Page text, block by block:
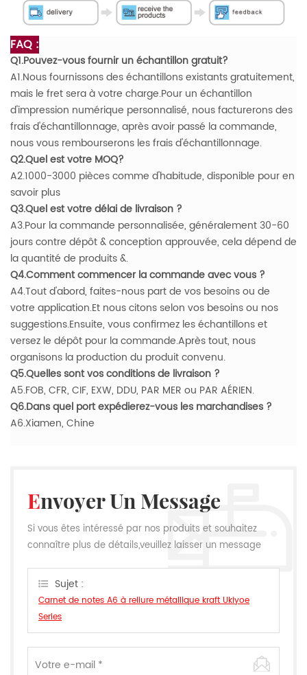
FAQ :
Q1.Pouvez-vous fournir un échantillon gratuit?
A1.Nous fournissons des échantillons existants gratuitement,
mais le fret sera à votre charge.Pour un échantillon
d'impression numérique personnalisé, nous facturerons des
frais d'échantillonnage, après avoir passé la commande,
nous vous rembourserons les frais d'échantillonnage.
Q2.Quel est votre MOQ?
A2.1000-3000 pièces comme d'habitude, disponible pour en
savoir plus
Q3.Quel est votre délai de livraison ?
A3.Pour la commande personnalisée, généralement 30-60
jours contre dépôt & conception approuvée, cela dépend de
la quantité de produits &.
Q4.Comment commencer la commande avec vous ?
A4.Tout d'abord, faites-nous part de vos besoins ou de
votre application.Et nous citons selon vos besoins ou nos
suggestions.Ensuite, vous confirmez les échantillons et
versez le dépôt pour la commande.Après tout, nous
organisons la production du produit convenu.
Q5.Quelles sont vos conditions de livraison ?
A5.FOB, CFR, CIF, EXW, DDU, PAR MER ou PAR AÉRIEN.
Q6.Dans quel port expédierez-vous les marchandises ?
A6.Xiamen, Chine
Envoyer Un Message
Si vous êtes intéressé par nos produits et souhaitez
connaître plus de détails,veuillez laisser un message
Sujet :
Carnet de notes A6 à reliure métallique kraft Ukiyoe
Series